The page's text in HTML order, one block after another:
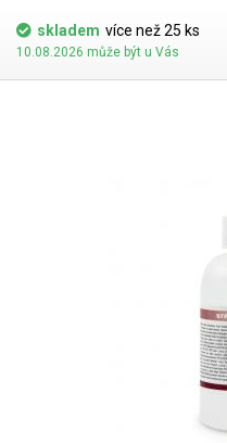
skladem více než 25 ks
10.08.2026 může být u Vás